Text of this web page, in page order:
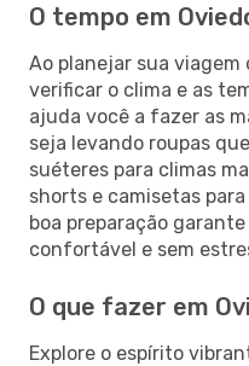
O tempo em
Ao planejar sua viagem
verificar o clima e as
ajuda você a fazer as
seja levando roupas
suéteres para climas
shorts e camisetas
boa preparação
confortável e sem
O que fazer em
Explore o espírito